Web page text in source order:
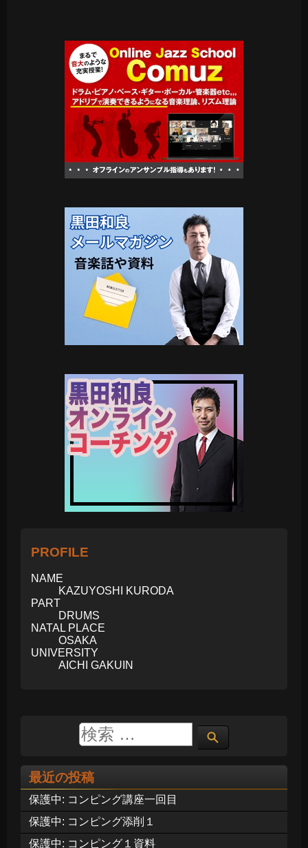
PROFILE
NAME
KAZUYOSHI KURODA
PART
DRUMS
NATAL PLACE
OSAKA
UNIVERSITY
AICHI GAKUIN
最近の投稿
保護中: コンピング講座一回目
保護中: コンピング添削１
保護中: コンピング１資料